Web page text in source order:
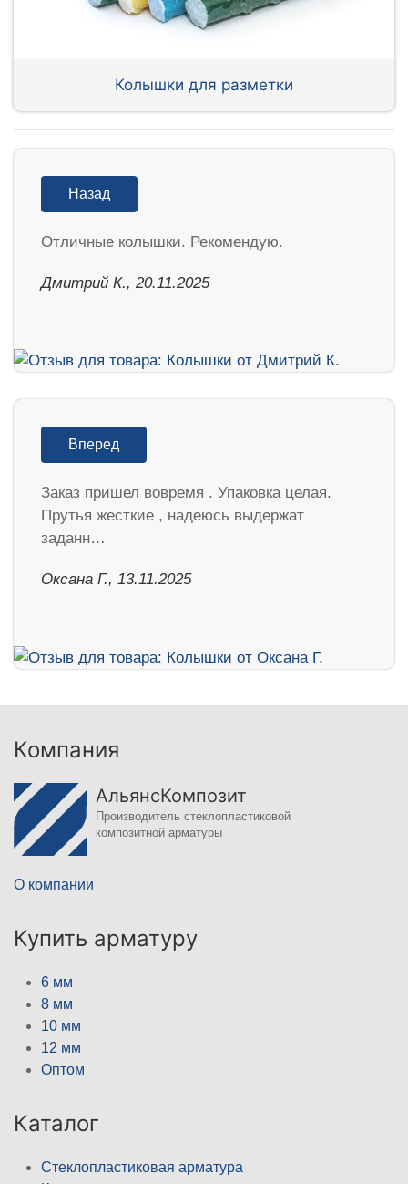
Колышки для разметки
Назад
Отличные колышки. Рекомендую.
Дмитрий К., 20.11.2025
Вперед
Заказ пришел вовремя . Упаковка целая.
Прутья жесткие , надеюсь выдержат
заданн…
Оксана Г., 13.11.2025
Компания
АльянсКомпозит
Производитель стеклопластиковой
композитной арматуры
О компании
Купить арматуру
6 мм
8 мм
10 мм
12 мм
Оптом
Каталог
Стеклопластиковая арматура